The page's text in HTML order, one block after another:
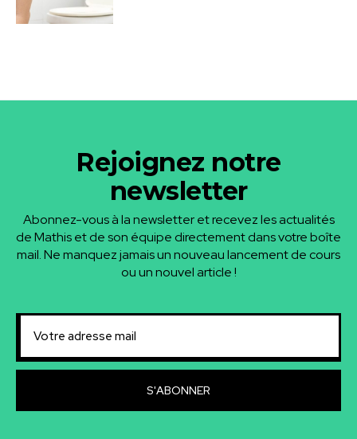
Rejoignez notre
newsletter
Abonnez-vous à la newsletter et recevez les actualités
de Mathis et de son équipe directement dans votre boîte
mail. Ne manquez jamais un nouveau lancement de cours
ou un nouvel article !
S'ABONNER